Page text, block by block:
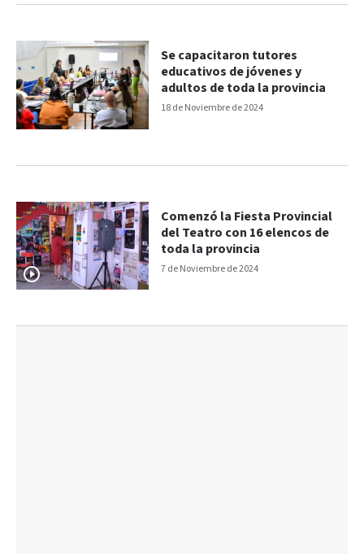
18 de Noviembre de 2024
Se capacitaron tutores
educativos de jóvenes y
adultos de toda la provincia
7 de Noviembre de 2024
Comenzó la Fiesta Provincial
del Teatro con 16 elencos de
toda la provincia